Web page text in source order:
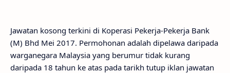
Jawatan kosong terkini di Koperasi Pekerja-Pekerja Bank
(M) Bhd Mei 2017. Permohonan adalah dipelawa daripada
warganegara Malaysia yang berumur tidak kurang
daripada 18 tahun ke atas pada tarikh tutup iklan jawatan